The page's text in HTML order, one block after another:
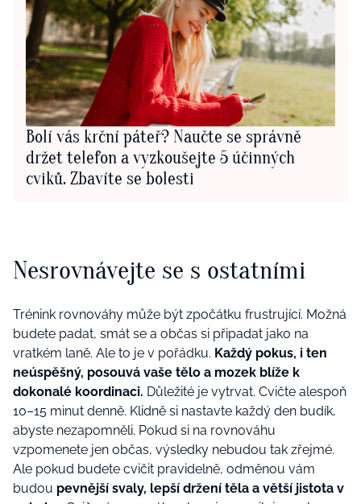
Bolí vás krční páteř? Naučte se správně
držet telefon a vyzkoušejte 5 účinných
cviků. Zbavíte se bolesti
Nesrovnávejte se s ostatními
Trénink rovnováhy může být zpočátku frustrující. Možná
budete padat, smát se a občas si připadat jako na
vratkém laně. Ale to je v pořádku. Každý pokus, i ten
neúspěšný, posouvá vaše tělo a mozek blíže k
dokonalé koordinaci. Důležité je vytrvat. Cvičte alespoň
10–15 minut denně. Klidně si nastavte každý den budík,
abyste nezapomněli. Pokud si na rovnováhu
vzpomenete jen občas, výsledky nebudou tak zřejmé.
Ale pokud budete cvičit pravidelně, odměnou vám
budou pevnější svaly, lepší držení těla a větší jistota v